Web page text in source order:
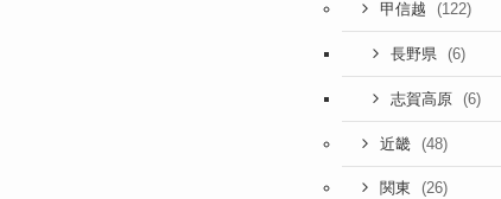
甲信越 (122)
長野県 (6)
志賀高原 (6)
近畿 (48)
関東 (26)